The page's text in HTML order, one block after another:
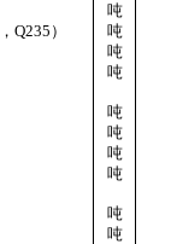
吨
，Q235 ）
吨
吨
吨
吨
吨
吨
吨
吨
吨